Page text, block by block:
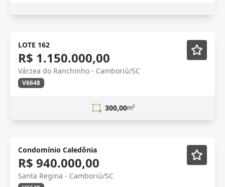
LOTE 162
R$ 1.150.000,00
Várzea do Ranchinho - Camboriú/SC
V6648
300,00m²
Condomínio Caledônia
R$ 940.000,00
Santa Regina - Camboriú/SC